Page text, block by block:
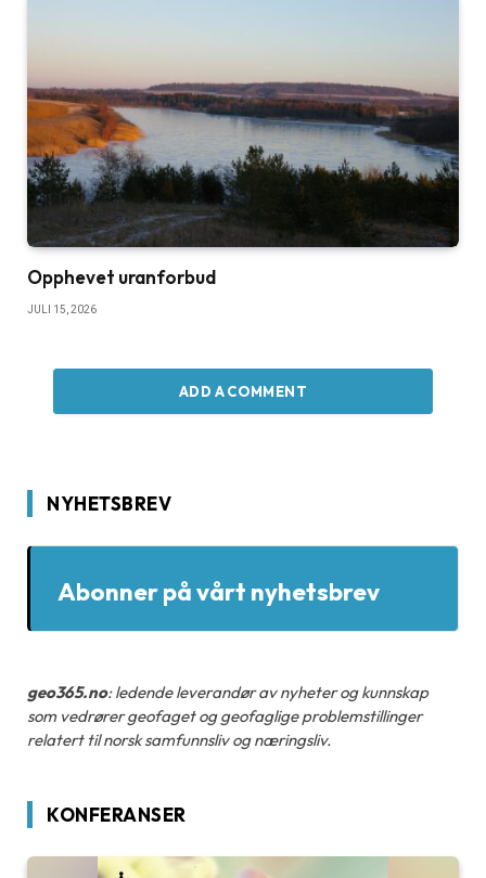
Opphevet uranforbud
JULI 15, 2026
ADD A COMMENT
NYHETSBREV
Abonner på vårt nyhetsbrev
geo365.no: ledende leverandør av nyheter og kunnskap
som vedrører geofaget og geofaglige problemstillinger
relatert til norsk samfunnsliv og næringsliv.
KONFERANSER